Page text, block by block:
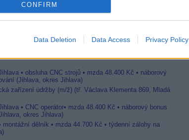
CONFIRM
Data Deletion Data Access Privacy Policy
• obsluha CNC strojů • mzda 48.400 Kč • náborový
(Jihlava, okres Jihlava)
zařízení údržby (m/ž) (tř. Václava Klementa 869, Mladá
• CNC operátor• mzda 48.400 Kč • náborový bonus
okres Jihlava)
montážní dělník • mzda 44.700 Kč • týdenní zálohy na